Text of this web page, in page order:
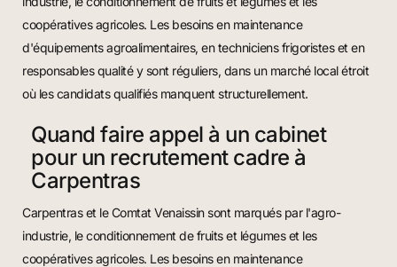
coopératives agricoles. Les besoins en maintenance
d'équipements agroalimentaires, en techniciens frigoristes et en
responsables qualité y sont réguliers, dans un marché local étroit
où les candidats qualifiés manquent structurellement.
Quand faire appel à un cabinet
pour un recrutement cadre à
Carpentras
Carpentras et le Comtat Venaissin sont marqués par l'agro-
industrie, le conditionnement de fruits et légumes et les
coopératives agricoles. Les besoins en maintenance